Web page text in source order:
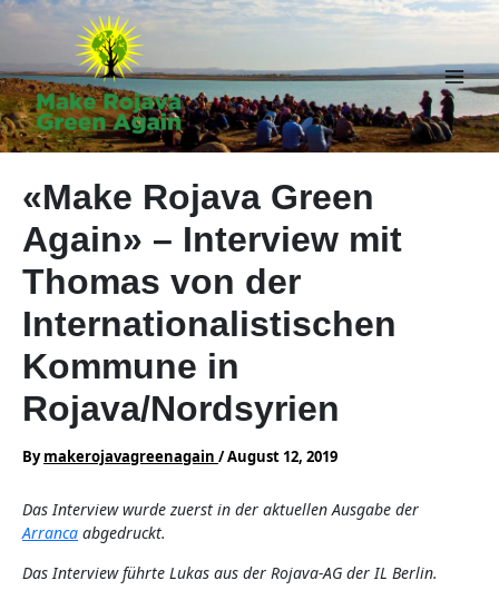
Skip
Main
«Make Rojava Green
Again» – Interview mit
Thomas von der
Internationalistischen
Kommune in
Rojava/Nordsyrien
Bymakerojavagreenagain /August 12, 2019
Das Interview wurde zuerst in der aktuellen Ausgabe der
Arranca abgedruckt.
Das Interview führte Lukas aus der Rojava-AG der IL Berlin.